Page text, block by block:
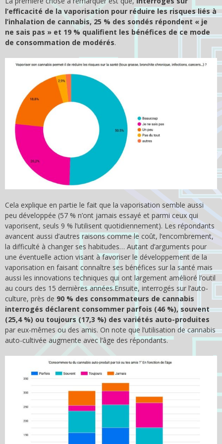
l’efficacité de la vaporisation pour réduire les risques liés à
l’inhalation de cannabis, 25 % des sondés répondent « je
ne sais pas » et 19 % qualifient les bénéfices de ce mode
de consommation de modérés.
Cela explique en partie le fait que la vaporisation semble aussi
peu développée (57 % n’ont jamais essayé et parmi ceux qui
vaporisent, seuls 9 % l’utilisent quotidiennement). Les répondants
avancent aussi d’autres raisons comme le coût, l‘encombrement,
la difficulté à changer ses habitudes… Autant d’arguments pour
une éventuelle action visant à favoriser le développement de la
vaporisation en faisant connaître ses bénéfices sur la santé mais
aussi les innovations techniques qui ont largement amélioré l’outil
au cours des 15 dernières années.Ensuite, interrogés sur l’auto-
culture, près de 90 % des consommateurs de cannabis
interrogés déclarent consommer parfois (46 %), souvent
(25,4 %) ou toujours (17,3 %) des variétés auto-produites
par eux-mêmes ou des amis. On note que l’utilisation de cannabis
auto-cultivée augmente avec l’âge des répondants.